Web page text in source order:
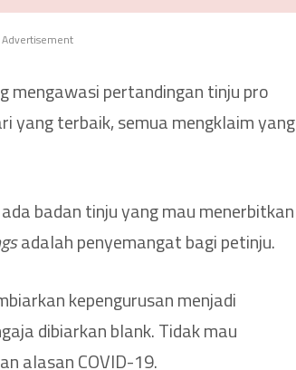
Advertisement
mengawasi pertandingan tinju pro
yang terbaik, semua mengklaim yang
badan tinju yang mau menerbitkan
adalah penyemangat bagi petinju.
kepengurusan menjadi
dibiarkan blank. Tidak mau
alasan COVID-19.